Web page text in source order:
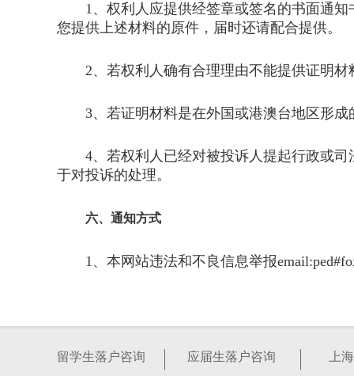
1、权利人应提供经签章或签名的书面通知
您提供上述材料的原件，届时还请配合提供。
2、若权利人确有合理理由不能提供证明材
3、若证明材料是在外国或港澳台地区形成
4、若权利人已经对被投诉人提起行政或司
于对投诉的处理。
六、通知方式
1、本网站违法和不良信息举报
留学生落户咨询 应届生落户咨询 上